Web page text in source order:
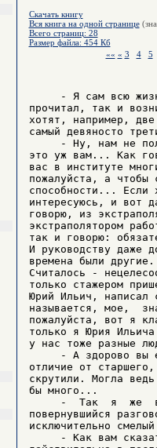
Скачать книгу
Вся книга на одной странице
Всего страниц: 28
Размер файла: 454 Кб
«« « 3 4 5
- Я сам всю
прочитал, так и
хотят, например,
самый девяносто
- Ну, нам не
это уж вам... Как
вас в институте
пожалуйста, а
способности... Если
интересуюсь, и вот
говорю, из
экстраполятором
так и говорю:
И руководству даже
времена были
Считалось -
только стажером
Юрий Ильич,
называется, мое,
пожалуйста, вот я
только я Юрия
у нас тоже разные
- А здорово вы
отличие от
скрутили. Могла
бы много...
-  Так  я  же
повернувшийся
исключительно
- Как вам